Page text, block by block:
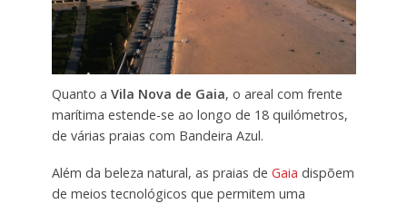
Quanto a Vila Nova de Gaia, o areal com frente
marítima estende-se ao longo de 18 quilómetros,
de várias praias com Bandeira Azul.
Além da beleza natural, as praias de Gaia dispõem
de meios tecnológicos que permitem uma